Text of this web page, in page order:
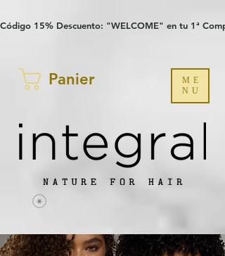
Código 15% Descuento: "WELCOME" en tu 1ª
Panier
ME
NU